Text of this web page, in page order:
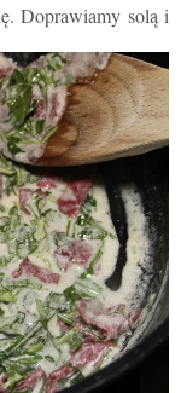
Doprawiamy solą i